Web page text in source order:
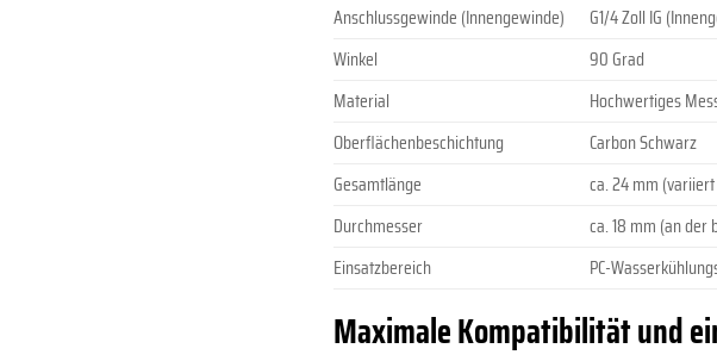
Anschlussgewinde (Innengewinde)
G1/4 Zoll IG
Winkel
90 Grad
Material
Hochwertiges
Oberflächenbeschichtung
Carbon Schwarz
Gesamtlänge
ca. 24 mm
Durchmesser
ca. 18 mm (an
Einsatzbereich
PC-
Maximale Kompatibilität und